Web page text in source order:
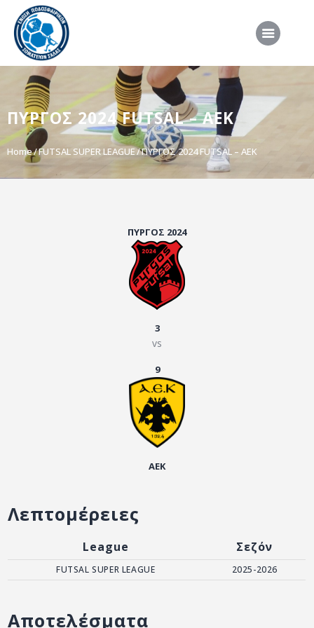
ΠΥΡΓΟΣ 2024 FUTSAL – ΑΕΚ
Home FUTSAL SUPER LEAGUE ΠΥΡΓΟΣ 2024 FUTSAL – ΑΕΚ
ΑΡΧΙΚΗ
ΕΠΣΣ
ΔΙΟΡΓΑΝΩΣΕΙΣ
ΠΡΟΕΘΝΙΚΕΣ ΟΜΑΔΕΣ
ΣΥΝΕΝΤΕΥΞΕΙΣ
ΠΥΡΓΟΣ 2024
3
vs
9
ΑΕΚ
Λεπτομέρειες
League Σεζόν
FUTSAL SUPER LEAGUE 2025-2026
Αποτελέσματα